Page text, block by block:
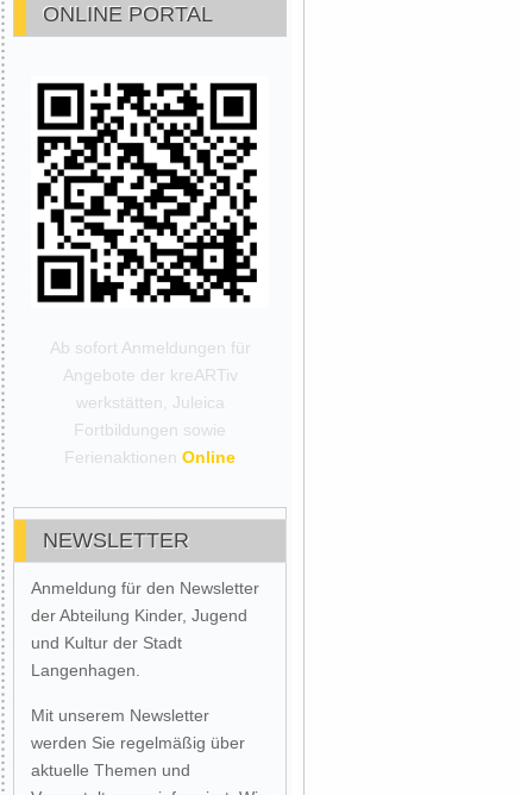
ONLINE PORTAL
Ab sofort Anmeldungen für
Angebote der kreARTiv
werkstätten, Juleica
Fortbildungen sowie
Ferienaktionen Online
NEWSLETTER
Anmeldung für den Newsletter
der Abteilung Kinder, Jugend
und Kultur der Stadt
Langenhagen.
Mit unserem Newsletter
werden Sie regelmäßig über
aktuelle Themen und